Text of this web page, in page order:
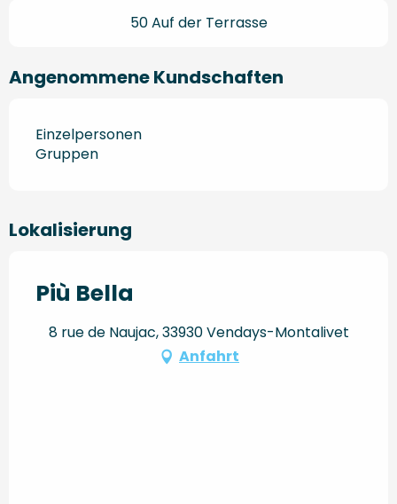
50 Auf der Terrasse
Angenommene Kundschaften
Einzelpersonen
Gruppen
Lokalisierung
Più Bella
8 rue de Naujac, 33930 Vendays-Montalivet
Anfahrt